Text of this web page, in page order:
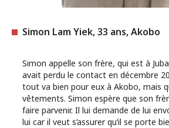
Simon Lam Yiek, 33 ans, Akobo
Simon appelle son frère, qui est à
avait perdu le contact en décembre
tout va bien pour eux à Akobo, mais
vêtements. Simon espère que son
faire parvenir. Il lui demande de lui
lui car il veut s’assurer qu’il se porte